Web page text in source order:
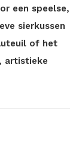
een speelse,
sierkussen
of het
artistieke